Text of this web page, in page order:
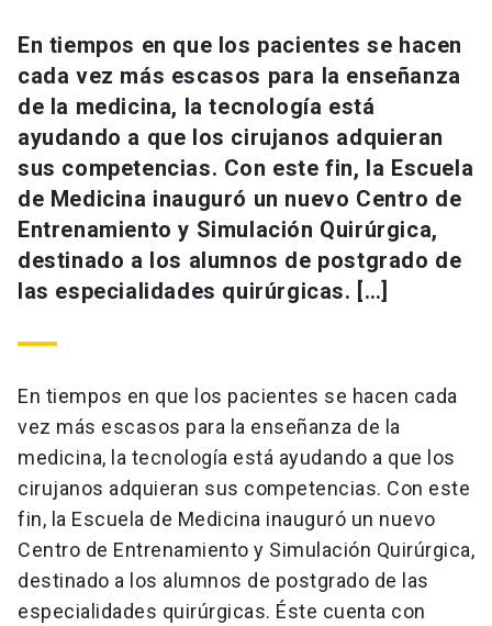
En tiempos en que los pacientes se hacen
cada vez más escasos para la enseñanza
de la medicina, la tecnología está
ayudando a que los cirujanos adquieran
sus competencias. Con este fin, la Escuela
de Medicina inauguró un nuevo Centro de
Entrenamiento y Simulación Quirúrgica,
destinado a los alumnos de postgrado de
las especialidades quirúrgicas. […]
En tiempos en que los pacientes se hacen cada
vez más escasos para la enseñanza de la
medicina, la tecnología está ayudando a que los
cirujanos adquieran sus competencias. Con este
fin, la Escuela de Medicina inauguró un nuevo
Centro de Entrenamiento y Simulación Quirúrgica,
destinado a los alumnos de postgrado de las
especialidades quirúrgicas. Éste cuenta con